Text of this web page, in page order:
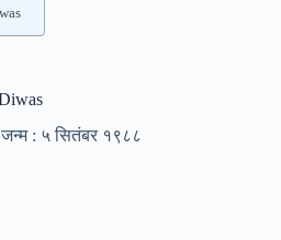
जन्म : ५ सितंबर १९८८